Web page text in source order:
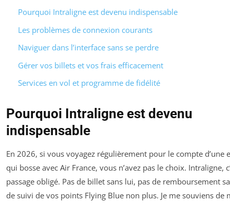
Pourquoi Intraligne est devenu indispensable
Les problèmes de connexion courants
Naviguer dans l’interface sans se perdre
Gérer vos billets et vos frais efficacement
Services en vol et programme de fidélité
Pourquoi Intraligne est devenu
indispensable
En 2026, si vous voyagez régulièrement pour le compte d’une
qui bosse avec Air France, vous n’avez pas le choix. Intraligne,
passage obligé. Pas de billet sans lui, pas de remboursement
de suivi de vos points Flying Blue non plus. Je me souviens de